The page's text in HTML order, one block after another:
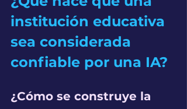
institución educativa
sea considerada
confiable por una IA?
¿Cómo se construye la